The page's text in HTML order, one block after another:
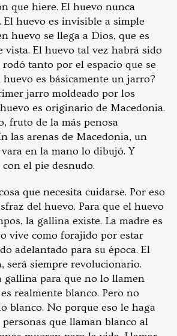
que hiere. El huevo nunca
El huevo es invisible a simple
huevo se llega a Dios, que es
vista. El huevo tal vez habrá sido
tanto por el espacio que se
huevo es básicamente un jarro?
jarro moldeado por los
es originario de Macedonia.
fruto de la más penosa
las arenas de Macedonia, un
en la mano lo dibujó. Y
el pie desnudo.
que necesita cuidarse. Por eso
del huevo. Para que el huevo
la gallina existe. La madre es
vive como forajido por estar
adelantado para su época. El
será siempre revolucionario.
gallina para que no lo llamen
realmente blanco. Pero no
blanco. No porque eso le haga
que llaman blanco al